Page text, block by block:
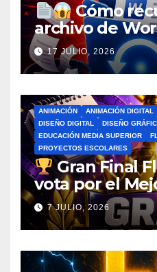
Cómo
archivo de
guardado
pánico
17 JULIO, 2026
ANIMACIÓN ANIMACIÓN DIGITAL
DISEÑO DIGITAL
DISEÑO
EDUCACIÓN MEDIA SUPERIOR
PROYECTOS ESCOLARES
Gran Final
vota por el
del Ciclo
7 JULIO, 2026